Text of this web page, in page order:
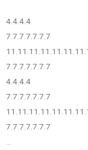
4.4.4.4
7.7.7.7.7.7.7
7.7.7.7.7.7.7
4.4.4.4
7.7.7.7.7.7.7
7.7.7.7.7.7.7
…